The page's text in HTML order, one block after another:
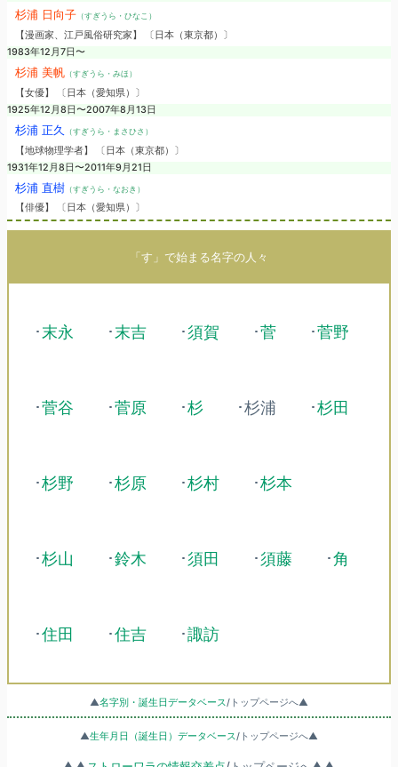
杉浦 日向子（すぎうら・ひなこ）
【漫画家、江戸風俗研究家】 〔日本（東京都）〕
1983年12月7日〜
杉浦 美帆（すぎうら・みほ）
【女優】 〔日本（愛知県）〕
1925年12月8日〜2007年8月13日
杉浦 正久 （すぎうら・まさひさ）
【地球物理学者】 〔日本（東京都）〕
1931年12月8日〜2011年9月21日
杉浦 直樹（すぎうら・なおき）
【俳優】 〔日本（愛知県）〕
「す」で始まる名字の人々
･末永 ･末吉 ･須賀 ･菅 ･菅野
･菅谷 ･菅原 ･杉 ･杉浦 ･杉田
･杉野 ･杉原 ･杉村 ･杉本
･杉山 ･鈴木 ･須田 ･須藤 ･角
･住田 ･住吉 ･諏訪
▲名字別・誕生日データベース/トップページへ▲
▲生年月日（誕生日）データベース/トップページへ▲